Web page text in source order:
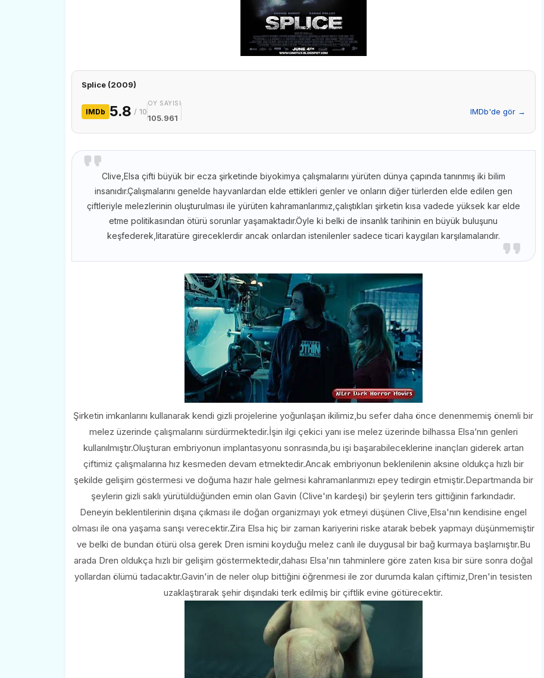
Splice (2009)
IMDb 5.8 / 10
OY SAYISI
105.961
IMDb'de gör →
Clive,Elsa çifti büyük bir ecza şirketinde biyokimya çalışmalarını yürüten dünya çapında tanınmış iki bilim
insanıdır.Çalışmalarını genelde hayvanlardan elde ettikleri genler ve onların diğer türlerden elde edilen gen
çiftleriyle melezlerinin oluşturulması ile yürüten kahramanlarımız,çalıştıkları şirketin kısa vadede yüksek kar elde
etme politikasından ötürü sorunlar yaşamaktadır.Öyle ki belki de insanlık tarihinin en büyük buluşunu
keşfederek,litaratüre gireceklerdir ancak onlardan istenilenler sadece ticari kaygıları karşılamalarıdır.
Şirketin imkanlarını kullanarak kendi gizli projelerine yoğunlaşan ikilimiz,bu sefer daha önce denenmemiş önemli bir
melez üzerinde çalışmalarını sürdürmektedir.İşin ilgi çekici yanı ise melez üzerinde bilhassa Elsa’nın genleri
kullanılmıştır.Oluşturan embriyonun implantasyonu sonrasında,bu işi başarabileceklerine inançları giderek artan
çiftimiz çalışmalarına hız kesmeden devam etmektedir.Ancak embriyonun beklenilenin aksine oldukça hızlı bir
şekilde gelişim göstermesi ve doğuma hazır hale gelmesi kahramanlarımızı epey tedirgin etmiştir.Departmanda bir
şeylerin gizli saklı yürütüldüğünden emin olan Gavin (Clive'ın kardeşi) bir şeylerin ters gittiğinin farkındadır.
Deneyin beklentilerinin dışına çıkması ile doğan organizmayı yok etmeyi düşünen Clive,Elsa'nın kendisine engel
olması ile ona yaşama sanşı verecektir.Zira Elsa hiç bir zaman kariyerini riske atarak bebek yapmayı düşünmemiştir
ve belki de bundan ötürü olsa gerek Dren ismini koyduğu melez canlı ile duygusal bir bağ kurmaya başlamıştır.Bu
arada Dren oldukça hızlı bir gelişim göstermektedir,dahası Elsa'nın tahminlere göre zaten kısa bir süre sonra doğal
yollardan ölümü tadacaktır.Gavin'in de neler olup bittiğini öğrenmesi ile zor durumda kalan çiftimiz,Dren'in tesisten
uzaklaştırarak şehir dışındaki terk edilmiş bir çiftlik evine götürecektir.